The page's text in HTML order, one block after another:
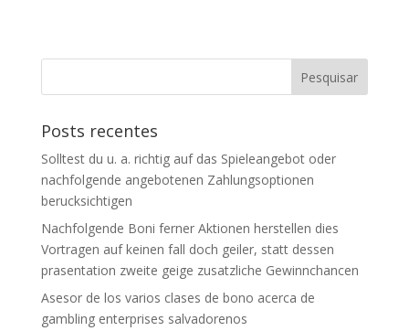
Posts recentes
Solltest du u. a. richtig auf das Spieleangebot oder
nachfolgende angebotenen Zahlungsoptionen
berucksichtigen
Nachfolgende Boni ferner Aktionen herstellen dies
Vortragen auf keinen fall doch geiler, statt dessen
prasentation zweite geige zusatzliche Gewinnchancen
Asesor de los varios clases de bono acerca de
gambling enterprises salvadorenos